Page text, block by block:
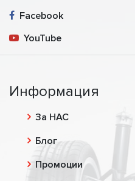
Facebook
YouTube
Информация
За НАС
Блог
Промоции